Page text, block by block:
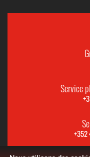
Service